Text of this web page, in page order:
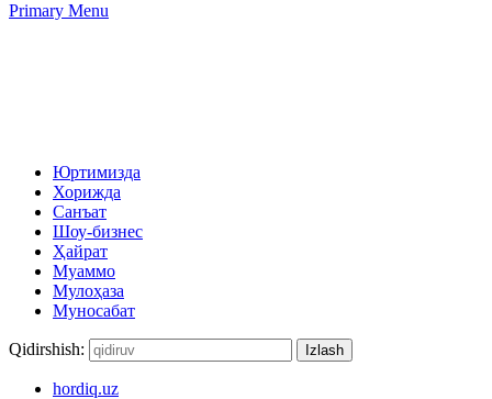
Primary Menu
Юртимизда
Хорижда
Санъат
Шоу-бизнес
Ҳайрат
Муаммо
Мулоҳаза
Муносабат
Qidirshish:
hordiq.uz